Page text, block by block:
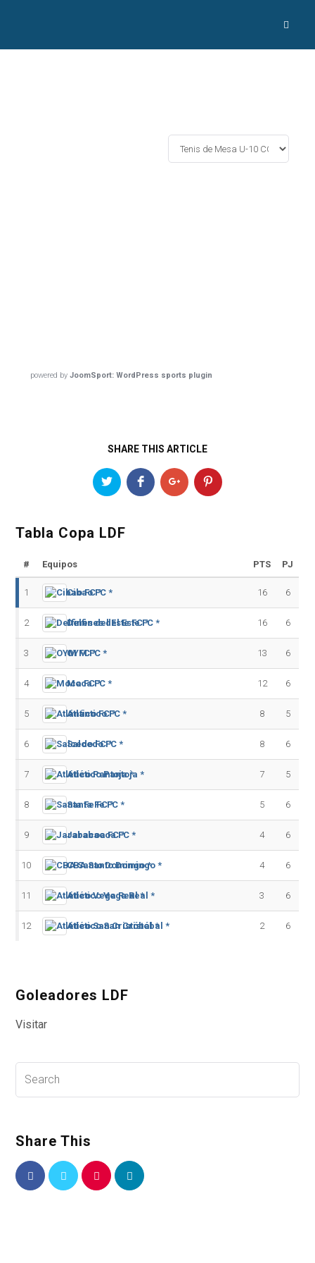
powered byJoomSport: WordPress sports plugin
SHARE THIS ARTICLE
Tabla Copa LDF
# Equipos PTS PJ
1 Cibao FC * 16 6
2 Delfines del Este FC * 16 6
3 OYM FC * 13 6
4 Moca FC * 12 6
5 Atlántico FC * 8 5
6 Salcedo FC * 8 6
7 Atlético Pantoja * 7 5
8 Santa Fe FC * 5 6
9 Jarabacoa FC * 4 6
10 CBA Santo Domingo * 4 6
11 Atlético Vega Real * 3 6
12 Atlético San Cristóbal * 2 6
Goleadores LDF
Visitar
Share This